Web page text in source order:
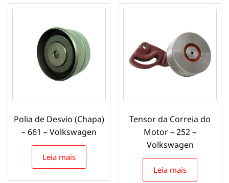
Polia de Desvio (Chapa)
– 661 – Volkswagen
Leia mais
Tensor da Correia do
Motor – 252 –
Volkswagen
Leia mais